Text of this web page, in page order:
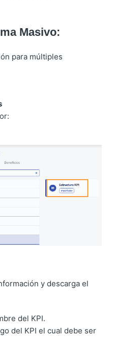
Masivo:
para múltiples
y descarga el
del KPI.
del KPI el cual debe ser